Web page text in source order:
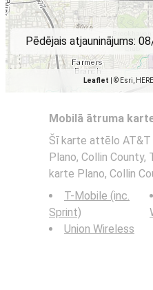
Leaflet © Esri,
Pēdējais atjauninājums:
Mobilā ātruma
Šī karte attēlo AT&T
Plano, Collin County,
karte Plano, Collin
T-Mobile (inc.
Sprint)
Union Wireless